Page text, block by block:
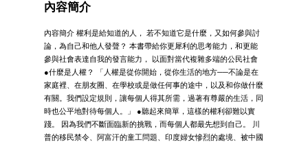
內容簡介
內容簡介 權利是給知道的人， 若不知道它是什麼，又如何參與討
論，為自己和他人發聲？ 本書帶給你更犀利的思考能力，和更能
參與社會表達自我的發言能力， 以面對當代複雜多端的公民社會
●什麼是人權？ 「人權是從你開始，從你生活的地方──不論是在
家庭裡、在朋友圈、在學校或是做任何事的途中，以及和你做什麼
有關。我們設定規則，讓每個人得其所需，過著有尊嚴的生活，同
時也公平地對待每個人。」 ●聽起來簡單，這樣的權利卻難以實
踐。 因為我們不斷面臨新的挑戰，而每個人都最先想到自己。 川
普的移民禁令、阿富汗的童工問題、印度婦女慘烈的處境、被中國